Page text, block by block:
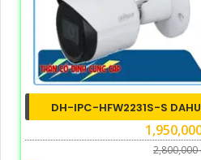
DH-IPC-HFW2231S-S
2,800,000